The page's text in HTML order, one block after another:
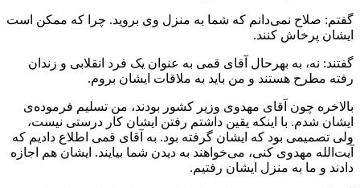
گفتم: صلاح نمی‌دانم که شما به منزل وی بروید. چرا که ممکن است
ایشان پرخاش کنند.
گفتند: نه، به بهرحال آقای قمی به عنوان یک فرد انقلابی و زندان
رفته مطرح هستند و من باید به ملاقات ایشان بروم.
بالاخره چون آقای مهدوی وزیر کشور بودند، من تسلیم فرموده‌ی
ایشان شدم. با اینکه یقین داشتم رفتن ایشان کار درستی نیست،
ولی تصمیمی بود که ایشان گرفته بود. به آقای قمی اطلاع دادیم که
آیت‌الله مهدوی کنی، می‌خواهند به دیدن شما بیایند. ایشان هم اجازه
دادند و ما به منزل ایشان رفتیم.